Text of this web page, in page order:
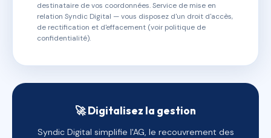
destinataire de vos coordonnées. Service de mise en
relation Syndic Digital — vous disposez d'un droit d'accès,
de rectification et d'effacement (voir politique de
confidentialité).
🚀 Digitalisez la gestion
Syndic Digital simplifie l'AG, le recouvrement des